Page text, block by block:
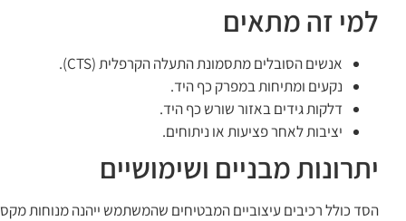
למי זה מתאים
אנשים הסובלים מתסמונת התעלה הקרפלית (CTS).
נקעים ומתיחות במפרק כף היד.
דלקות גידים באזור שורש כף היד.
יציבות לאחר פציעות או ניתוחים.
יתרונות מבניים ושימושיים
הסד כולל רכיבים עיצוביים המבטיחים שהמשתמש ייהנה מנוחות